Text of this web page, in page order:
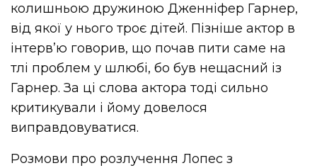
колишньою дружиною Дженніфер Гарнер,
від якої у нього троє дітей. Пізніше актор в
інтерв’ю говорив, що почав пити саме на
тлі проблем у шлюбі, бо був нещасний із
Гарнер. За ці слова актора тоді сильно
критикували і йому довелося
виправдовуватися.
Розмови про розлучення Лопес з